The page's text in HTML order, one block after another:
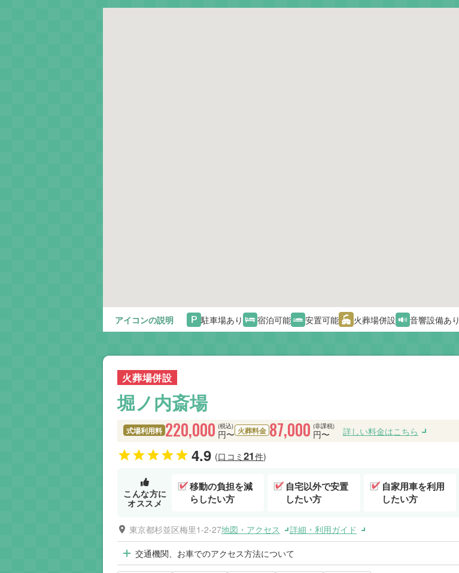
アイコンの説明 駐車場あり 宿泊可能 安置可能 火葬場併設 音響設備あり
火葬場併設
堀ノ内斎場
式場利用料 (税込)
220,000 円〜 火葬料金 (非課税)
87,000 円〜 詳しい料金はこちら
4.9 (口コミ21件)
こんな方に
オススメ
移動の負担を減
らしたい方
自宅以外で安置
したい方
自家用車を利用
したい方
東京都杉並区梅里1-2-27地図・アクセス
詳細・利用ガイド
交通機関、お車でのアクセス方法について